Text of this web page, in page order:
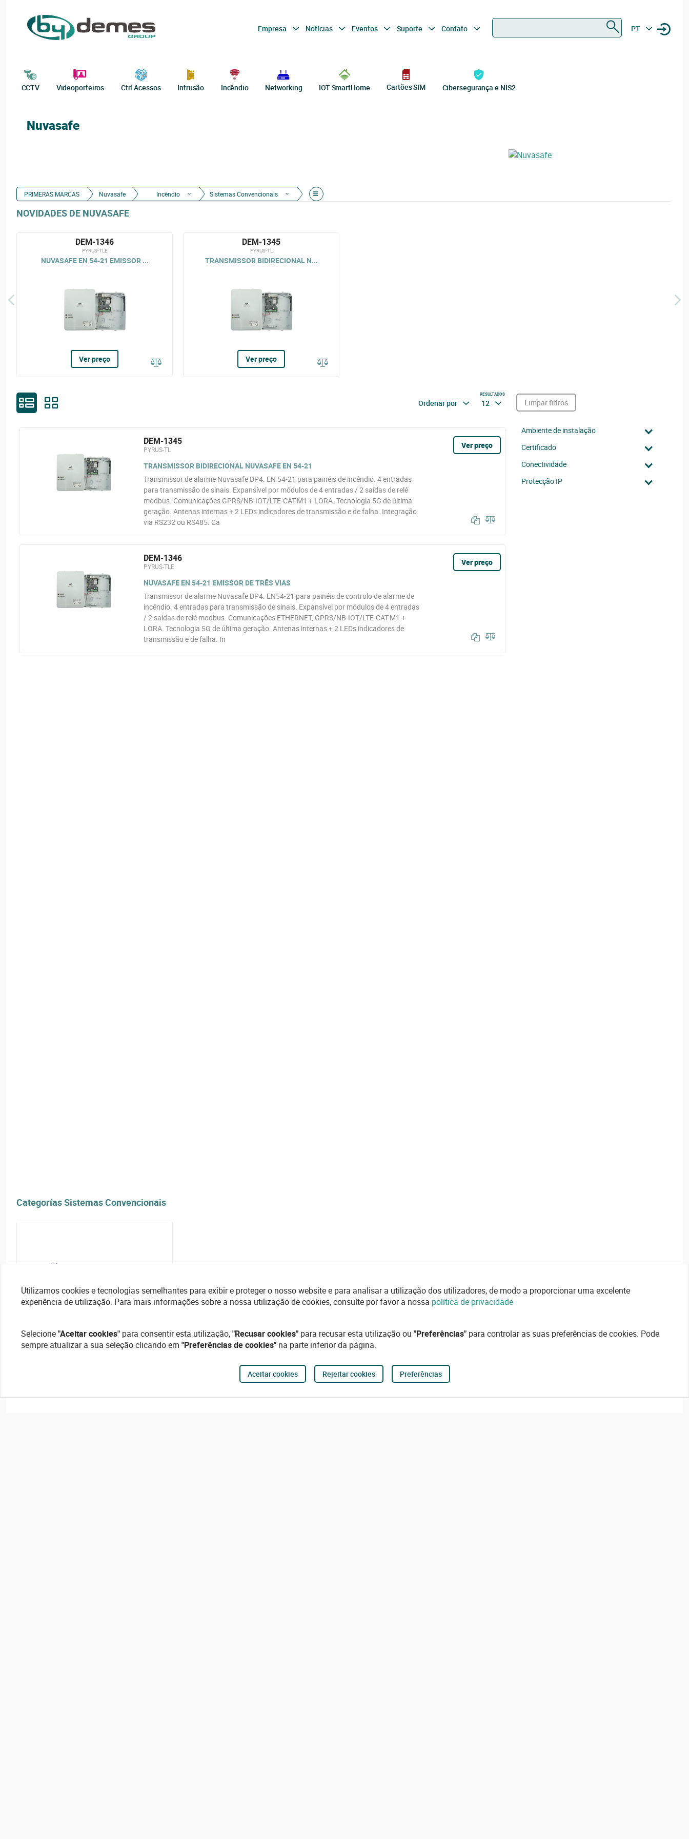
Empresa Notícias Eventos Suporte Contato PT
CCTV Videoporteiros Ctrl Acessos Intrusão Incêndio Networking IOT SmartHome Cartões SIM Cibersegurança e NIS2
Nuvasafe
PRIMERAS MARCAS Nuvasafe Incêndio Sistemas Convencionais
NOVIDADES DE NUVASAFE
DEM-1346
PYRUS-TLE
NUVASAFE EN 54-21 EMISSOR ...
Ver preço
DEM-1345
PYRUS-TL
TRANSMISSOR BIDIRECIONAL N...
Ver preço
Ordenar por
RESULTADOS
12
DEM-1345
PYRUS-TL
TRANSMISSOR BIDIRECIONAL NUVASAFE EN 54-21
Transmissor de alarme Nuvasafe DP4. EN 54-21 para painéis de incêndio. 4 entradas
para transmissão de sinais. Expansível por módulos de 4 entradas / 2 saídas de relé
modbus. Comunicações GPRS/NB-IOT/LTE-CAT-M1 + LORA. Tecnologia 5G de última
geração. Antenas internas + 2 LEDs indicadores de transmissão e de falha. Integração
via RS232 ou RS485. Ca
Ver preço
DEM-1346
PYRUS-TLE
NUVASAFE EN 54-21 EMISSOR DE TRÊS VIAS
Transmissor de alarme Nuvasafe DP4. EN54-21 para painéis de controlo de alarme de
incêndio. 4 entradas para transmissão de sinais. Expansível por módulos de 4 entradas
/ 2 saídas de relé modbus. Comunicações ETHERNET, GPRS/NB-IOT/LTE-CAT-M1 +
LORA. Tecnologia 5G de última geração. Antenas internas + 2 LEDs indicadores de
transmissão e de falha. In
Ver preço
Limpar filtros
Ambiente de instalação
Certificado
Conectividade
Protecção IP
Categorías Sistemas Convencionais
Utilizamos cookies e tecnologias semelhantes para exibir e proteger o nosso website e para analisar a utilização dos utilizadores, de modo a proporcionar uma excelente
experiência de utilização. Para mais informações sobre a nossa utilização de cookies, consulte por favor a nossa política de privacidade
Selecione"Aceitar cookies" para consentir esta utilização,"Recusar cookies" para recusar esta utilização ou "Preferências" para controlar as suas preferências de cookies. Pode
sempre atualizar a sua seleção clicando em "Preferências de cookies" na parte inferior da página.
Aceitar cookies Rejeitar cookies Preferências